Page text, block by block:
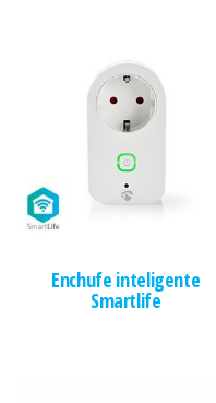
Enchufe inteligente
Smartlife